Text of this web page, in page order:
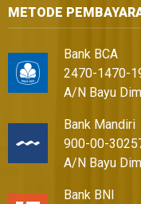
METODE
Bank BCA
2470-1470-
A/N Bayu
Bank Mandiri
900-00-
A/N Bayu
Bank BNI